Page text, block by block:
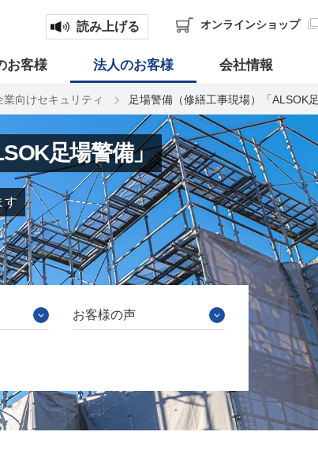
読み上げる オンラインショップ
お客様 法人のお客様 会社情報
業向けセキュリティ 足場警備（修繕工事現場）「ALSOK足
足場警備」
す
お客様の声